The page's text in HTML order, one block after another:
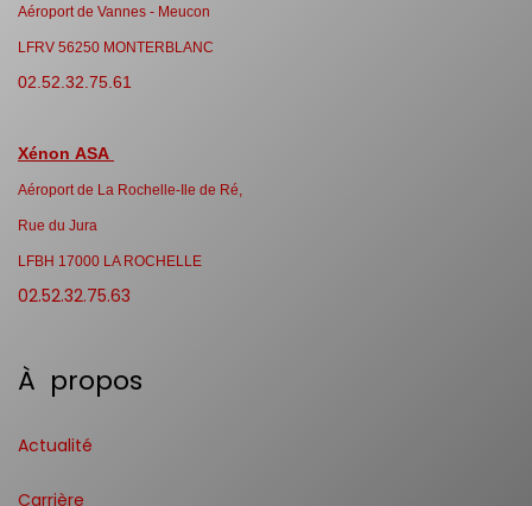
Aéroport de Vannes - Meucon
LFRV 56250 MONTERBLANC
02.52.32.75.61
Xénon ASA
Aéroport de La Rochelle-Ile de Ré,
Rue du Jura
LFBH 17000 LA ROCHELLE
02.52.32.75.63
À propos
Actualité
Carrière